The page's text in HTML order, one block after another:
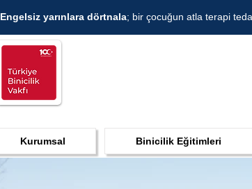
Engelsiz yarınlara dörtnala; bir çocuğun atla terapi
Kurumsal Binicilik Eğitimleri